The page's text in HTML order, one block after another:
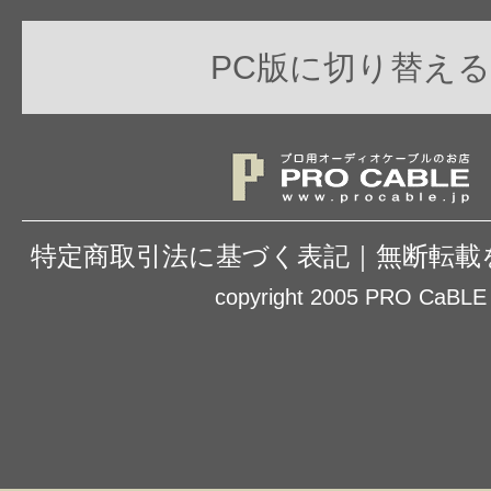
PC版に切り替える
特定商取引法に基づく表記 無断転載
copyright 2005 PRO CaBLE